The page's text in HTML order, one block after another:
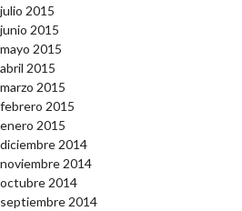
julio 2015
junio 2015
mayo 2015
abril 2015
marzo 2015
febrero 2015
enero 2015
diciembre 2014
noviembre 2014
octubre 2014
septiembre 2014